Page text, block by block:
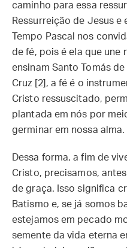
caminho para essa
Ressurreição de Jesus e
Tempo Pascal nos
de fé, pois é ela que une
ensinam Santo Tomás
Cruz [2], a fé é o
Cristo ressuscitado,
plantada em nós por
germinar em nossa alma.
Dessa forma, a fim de
Cristo, precisamos,
de graça. Isso significa
Batismo e, se já somos
estejamos em pecado
semente da vida eterna